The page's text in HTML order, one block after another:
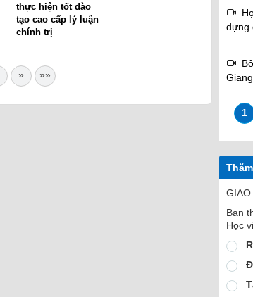
thực hiện tốt đào
tạo cao cấp lý luận
chính trị
» »»
dựng
Bộ
1
GIAO
Bạn
Học